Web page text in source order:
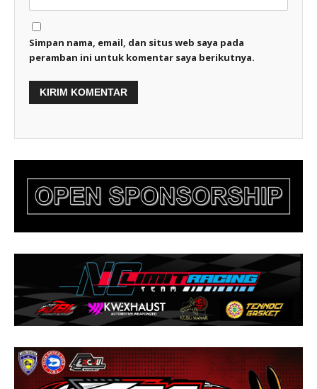
Simpan nama, email, dan situs web saya pada
peramban ini untuk komentar saya berikutnya.